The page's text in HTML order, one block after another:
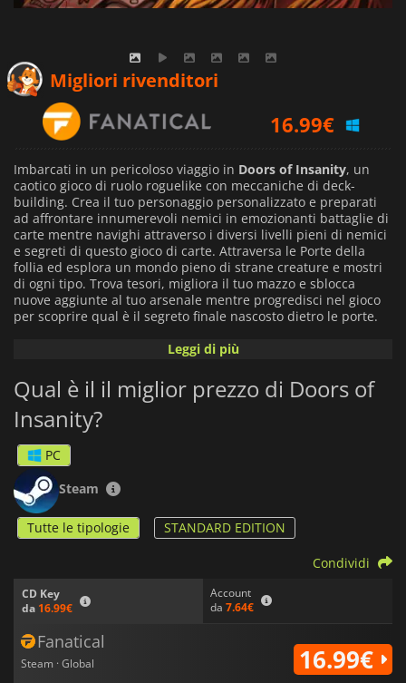
Migliori rivenditori
16.99€
Imbarcati in un pericoloso viaggio in Doors of Insanity, un
caotico gioco di ruolo roguelike con meccaniche di deck-
building. Crea il tuo personaggio personalizzato e preparati
ad affrontare innumerevoli nemici in emozionanti battaglie di
carte mentre navighi attraverso i diversi livelli pieni di nemici
e segreti di questo gioco di carte. Attraversa le Porte della
follia ed esplora un mondo pieno di strane creature e mostri
di ogni tipo. Trova tesori, migliora il tuo mazzo e sblocca
nuove aggiunte al tuo arsenale mentre progredisci nel gioco
per scoprire qual è il segreto finale nascosto dietro le porte.
è un'avventura roguelike colorata con una
del bottino che ricorda altri titoli del genere come Slay The
Spire.
Leggi di più
Qual è il il miglior prezzo di Doors of
Insanity?
PC
Steam
Tutte le tipologie STANDARD EDITION
CD Key
da 16.99€
Account
da 7.64€
Condividi
Fanatical
Steam · Global 16.99€